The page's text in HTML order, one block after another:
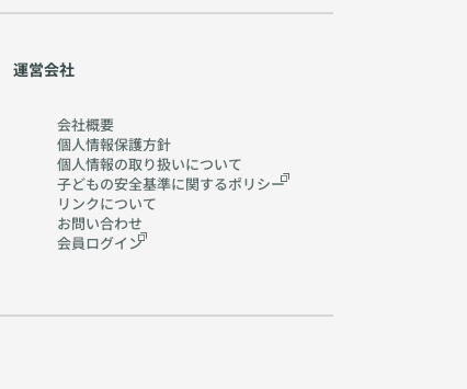
運営会社
会社概要
個人情報保護方針
個人情報の取り扱いについて
子どもの安全基準に関するポリシー
リンクについて
お問い合わせ
会員ログイン